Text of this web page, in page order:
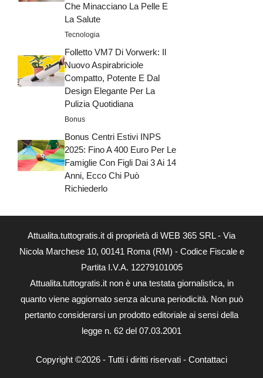
Che Minacciano La Pelle E
La Salute
Tecnologia
Folletto VM7 Di Vorwerk: Il
Nuovo Aspirabriciole
Compatto, Potente E Dal
Design Elegante Per La
Pulizia Quotidiana
Bonus
Bonus Centri Estivi INPS
2025: Fino A 400 Euro Per Le
Famiglie Con Figli Dai 3 Ai 14
Anni, Ecco Chi Può
Richiederlo
Attualita.tuttogratis.it di proprietà di WEB 365 SRL - Via
Nicola Marchese 10, 00141 Roma (RM) - Codice Fiscale e
Partita I.V.A. 12279101005
Attualita.tuttogratis.it non è una testata giornalistica, in
quanto viene aggiornato senza alcuna periodicità. Non può
pertanto considerarsi un prodotto editoriale ai sensi della
legge n. 62 del 07.03.2001
Copyright ©2026 - Tutti i diritti riservati - Contattaci